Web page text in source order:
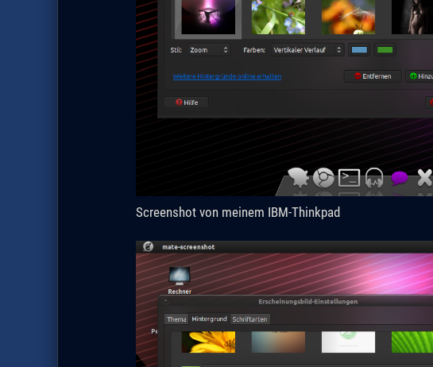
Screenshot von meinem IBM-Thinkpad